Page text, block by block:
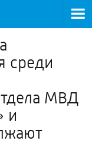
среди
МВД
и